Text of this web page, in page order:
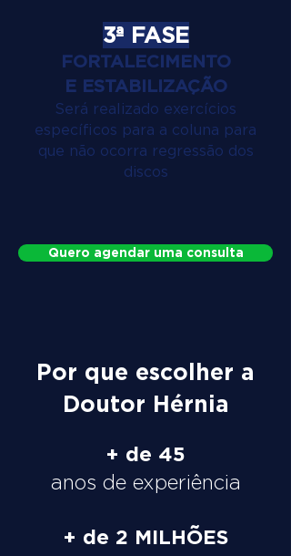
3ª FASE
FORTALECIMENTO
E ESTABILIZAÇÃO
Será realizado exercícios
específicos para a coluna para
que não ocorra regressão dos
discos
Quero agendar uma consulta
Por que escolher a
Doutor Hérnia
+ de 45
anos de experiência
+ de 2 MILHÕES